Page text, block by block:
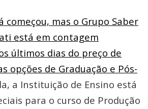
começou, mas o Grupo Saber
está em contagem
últimos dias do preço de
opções de Graduação e Pós-
a Instituição de Ensino está
para o curso de Produção